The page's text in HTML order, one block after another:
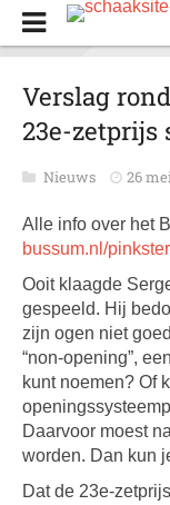
Verslag
23e-zetprijs
Nieuws 26
Alle info over het
bussum.nl/
Ooit klaagde
gespeeld. Hij
zijn ogen niet
“non-opening”,
kunt noemen? Of
Daarvoor moest
worden. Dan kun
Dat de 23e-